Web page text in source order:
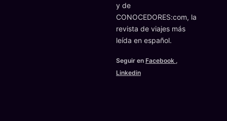
y de
CONOCEDORES:com, la
revista de viajes más
leída en español.
Seguir en Facebook ,
Linkedin